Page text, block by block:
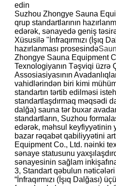
edin
Suzhou Zhongye Sauna
qrup standartlarının
edərək, sənayedə geniş
Xüsusilə "İnfraqırmızı (İşıq
hazırlanması prosesində
Zhongye Sauna Equipment
Texnologiyanın Təşviqi üzrə
Assosiasiyasının
vahidlərindən biri kimi
standartın tərtib edilməsi
standartlaşdırmaq məqsədi
dalğa) sauna tər buxar
standartların, Suzhou
edərək, məhsul keyfiyyətinin
bazar rəqabət qabiliyyətini
Equipment Co., Ltd. nəinki
sənaye statusunu
sənayesinin sağlam
3, Standart qəbulun
“İnfraqırmızı (İşıq Dalğası)